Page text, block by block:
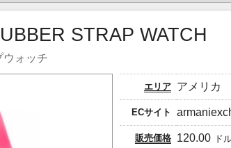
STRAP WATCH
ウォッチ
エリア アメリカ
ECサイト
販売価格 120.00 ド